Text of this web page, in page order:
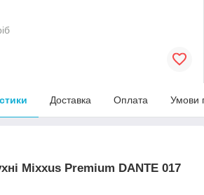
Доставка Оплата Умови
Mixxus Premium DANTE 017